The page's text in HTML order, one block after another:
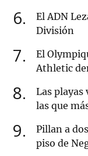
6
El ADN
División
7
El
Athletic
8
Las playas
las que
9
Pillan a
piso de